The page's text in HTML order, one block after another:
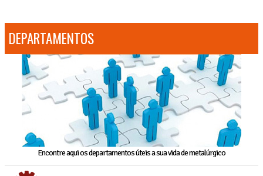
DEPARTAMENTOS
Encontre aqui os departamentos úteis a sua vida de metalúrgico